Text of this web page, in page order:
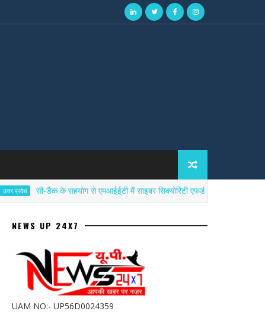
सी-डैक के सहयोग से एमआईईटी में साइबर सिक्योरिटी एफडीपी का सफल समापन
NEWS UP 24X7
UAM NO:- UP56D0024359